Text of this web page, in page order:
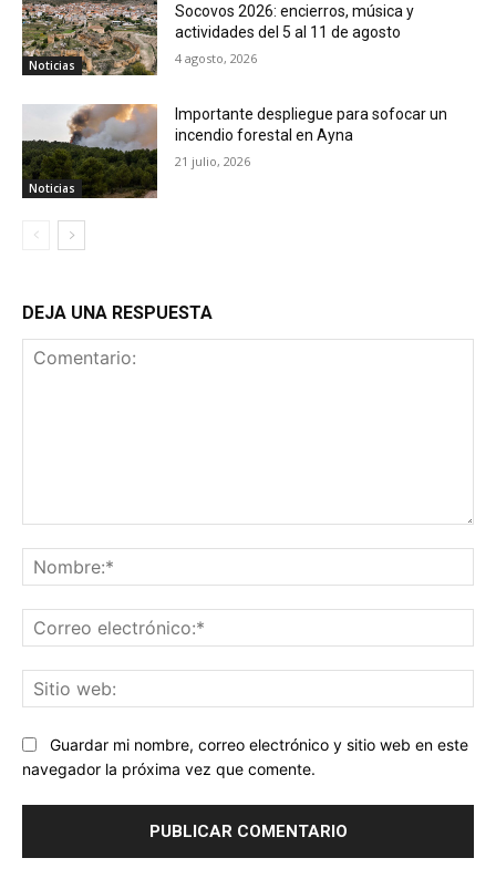
Noticias
Socovos 2026: encierros, música y
actividades del 5 al 11 de agosto
4 agosto, 2026
Noticias
Importante despliegue para sofocar un
incendio forestal en Ayna
21 julio, 2026
DEJA UNA RESPUESTA
Guardar mi nombre, correo electrónico y sitio web en este
navegador la próxima vez que comente.